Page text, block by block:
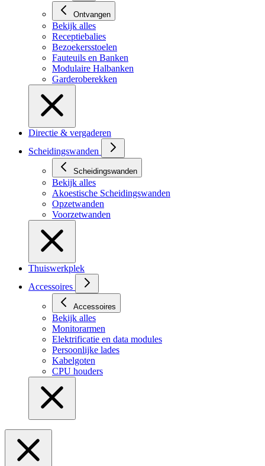
Ontvangen
Bekijk alles
Receptiebalies
Bezoekersstoelen
Fauteuils en Banken
Modulaire Halbanken
Garderoberekken
Directie & vergaderen
Scheidingswanden
Scheidingswanden
Bekijk alles
Akoestische Scheidingswanden
Opzetwanden
Voorzetwanden
Thuiswerkplek
Accessoires
Accessoires
Bekijk alles
Monitorarmen
Elektrificatie en data modules
Persoonlijke lades
Kabelgoten
CPU houders